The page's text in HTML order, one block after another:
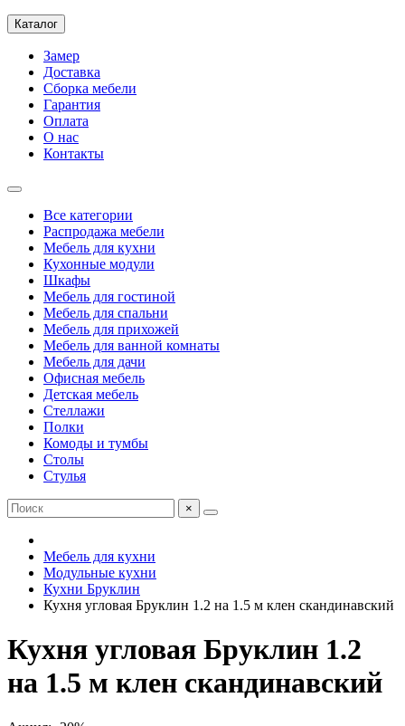
Каталог
Замер
Доставка
Сборка мебели
Гарантия
Оплата
О нас
Контакты
Все категории
Распродажа мебели
Мебель для кухни
Кухонные модули
Шкафы
Мебель для гостиной
Мебель для спальни
Мебель для прихожей
Мебель для ванной комнаты
Мебель для дачи
Офисная мебель
Детская мебель
Стеллажи
Полки
Комоды и тумбы
Столы
Стулья
×
Мебель для кухни
Модульные кухни
Кухни Бруклин
Кухня угловая Бруклин 1.2 на 1.5 м клен скандинавский
Кухня угловая Бруклин 1.2
на 1.5 м клен скандинавский